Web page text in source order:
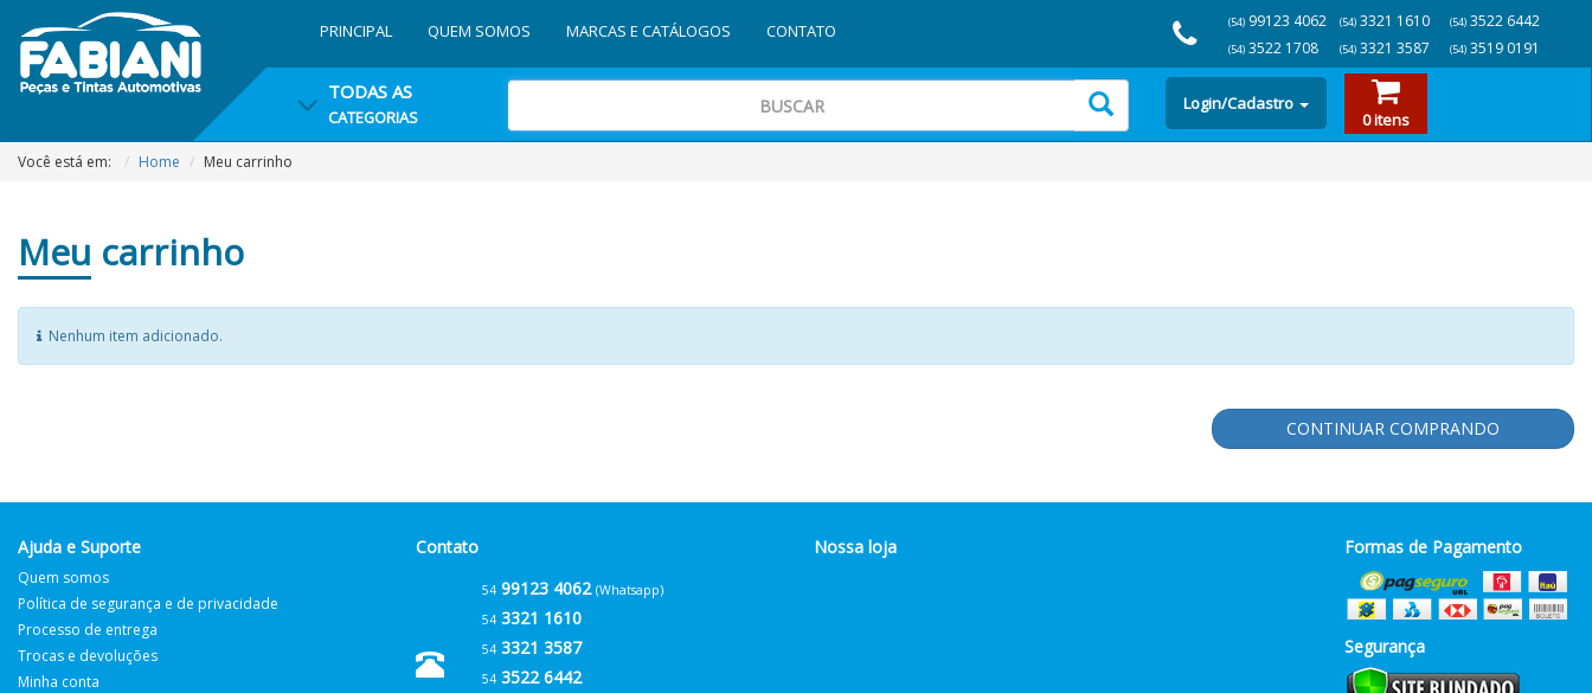
PRINCIPAL QUEM SOMOS MARCAS E CATÁLOGOS CONTATO (54) 99123 4062
(54) 3522 1708
(54)3321 1610
(54)3321 3587
(54)3522 6442
(54)3519 0191
TODAS AS
CATEGORIAS
Login/Cadastro
0 itens
Você está em: Home Meu carrinho
Meu carrinho
Nenhum item adicionado.
CONTINUAR COMPRANDO
Ajuda e Suporte
Quem somos
Política de segurança e de privacidade
Processo de entrega
Trocas e devoluções
Minha conta
Contato
54 99123 4062 (Whatsapp)
54 3321 1610
54 3321 3587
54 3522 6442
Nossa loja Formas de Pagamento
Segurança